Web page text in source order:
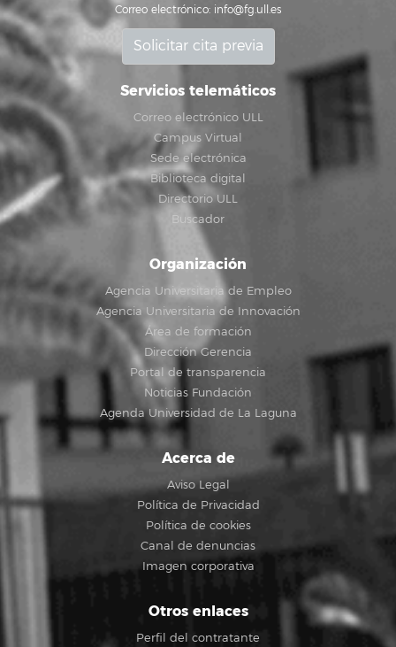
Correo electrónico: info@fg.ull.es
Solicitar cita previa
Servicios telemáticos
Correo electrónico ULL
Campus Virtual
Sede electrónica
Biblioteca digital
Directorio ULL
Buscador
Organización
Agencia Universitaria de Empleo
Agencia Universitaria de Innovación
Área de formación
Dirección Gerencia
Portal de transparencia
Noticias Fundación
Agenda Universidad de La Laguna
Acerca de
Aviso Legal
Política de Privacidad
Política de cookies
Canal de denuncias
Imagen corporativa
Otros enlaces
Perfil del contratante